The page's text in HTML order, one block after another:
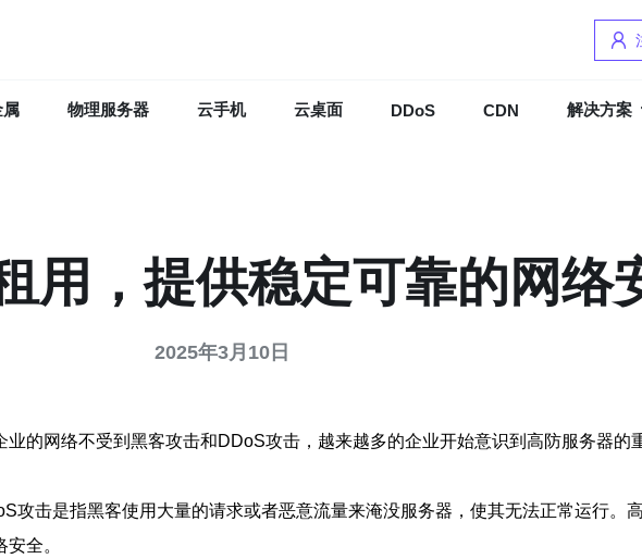
属 物理服务器 云手机 云桌面 DDoS CDN 解决方案
用，提供稳定可靠的网络
2025年3月10日
的网络不受到黑客攻击和DDoS攻击，越来越多的企业开始意识到高防服务器的
攻击是指黑客使用大量的请求或者恶意流量来淹没服务器，使其无法正常运行。
全。